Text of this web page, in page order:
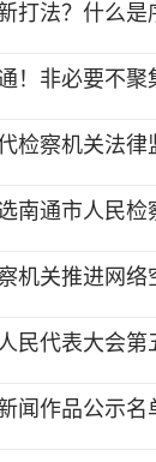
打法？什么
！非必要不聚
检察机关法律
南通市人民
机关推进网
民代表大会
闻作品公示名